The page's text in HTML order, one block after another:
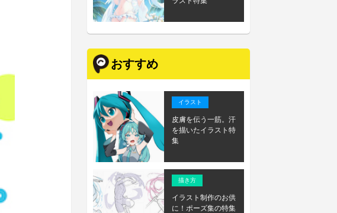
おすすめ
イラスト
皮膚を伝う一筋。汗
を描いたイラスト特
集
描き方
イラスト制作のお供
に！ポーズ集の特集